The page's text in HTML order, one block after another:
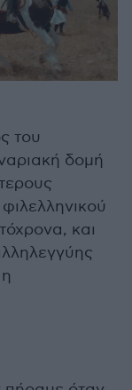
του
δομή
και